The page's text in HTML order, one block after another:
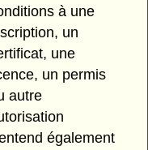
à une
un
une
un permis
autre
également